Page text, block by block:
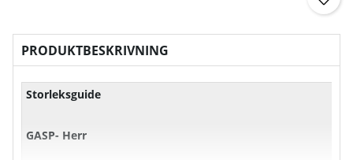
PRODUKTBESKRIVNING
Storleksguide
GASP- Herr